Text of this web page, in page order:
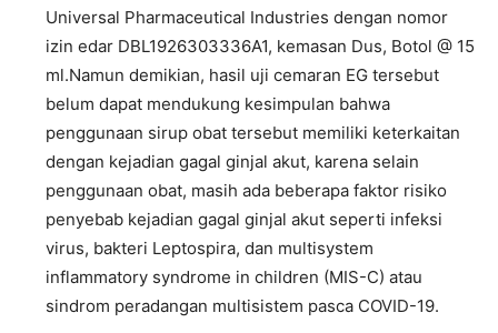
Universal Pharmaceutical Industries dengan nomor
izin edar DBL1926303336A1, kemasan Dus, Botol @ 15
ml.Namun demikian, hasil uji cemaran EG tersebut
belum dapat mendukung kesimpulan bahwa
penggunaan sirup obat tersebut memiliki keterkaitan
dengan kejadian gagal ginjal akut, karena selain
penggunaan obat, masih ada beberapa faktor risiko
penyebab kejadian gagal ginjal akut seperti infeksi
virus, bakteri Leptospira, dan multisystem
inflammatory syndrome in children (MIS-C) atau
sindrom peradangan multisistem pasca COVID-19.